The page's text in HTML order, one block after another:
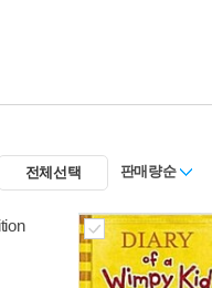
전체선택 판매량순